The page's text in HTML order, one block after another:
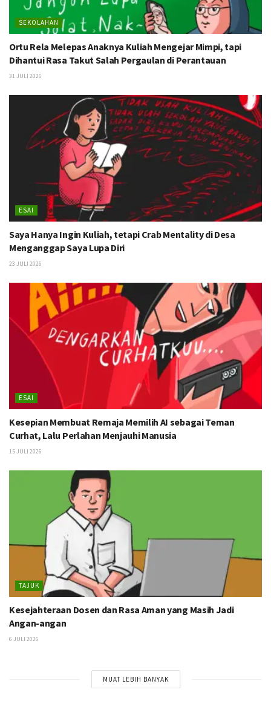
SEKOLAHAN
Ortu Rela Melepas Anaknya Kuliah Mengejar Mimpi, tapi
Dihantui Rasa Takut Salah Pergaulan di Perantauan
31 JULI 2026
ESAI
Saya Hanya Ingin Kuliah, tetapi Crab Mentality di Desa
Menganggap Saya Lupa Diri
23 JULI 2026
ESAI
Kesepian Membuat Remaja Memilih AI sebagai Teman
Curhat, Lalu Perlahan Menjauhi Manusia
15 JULI 2026
TAJUK
Kesejahteraan Dosen dan Rasa Aman yang Masih Jadi
Angan-angan
6 JULI 2026
MUAT LEBIH BANYAK